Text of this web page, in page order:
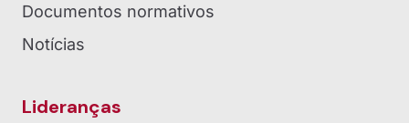
Documentos normativos
Notícias
Lideranças